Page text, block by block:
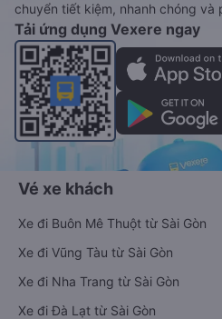
chuyển tiết kiệm, nhanh chóng và
Tải ứng dụng Vexere ngay
Vé xe khách
Xe đi Buôn Mê Thuột từ Sài Gòn
Xe đi Vũng Tàu từ Sài Gòn
Xe đi Nha Trang từ Sài Gòn
Xe đi Đà Lạt từ Sài Gòn